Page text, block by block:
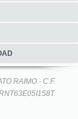
RAIMO - C.F.